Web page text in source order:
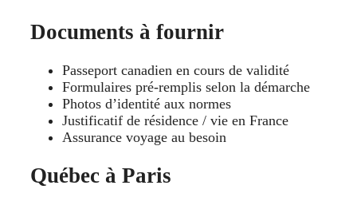
Documents à fournir
Passeport canadien en cours de validité
Formulaires pré-remplis selon la démarche
Photos d’identité aux normes
Justificatif de résidence / vie en France
Assurance voyage au besoin
Québec à Paris